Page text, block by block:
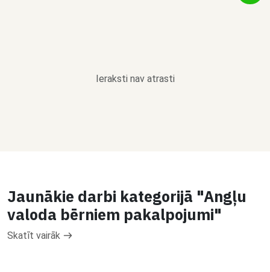
Ieraksti nav atrasti
Jaunākie darbi kategorijā "Angļu
valoda bērniem pakalpojumi"
Skatīt vairāk